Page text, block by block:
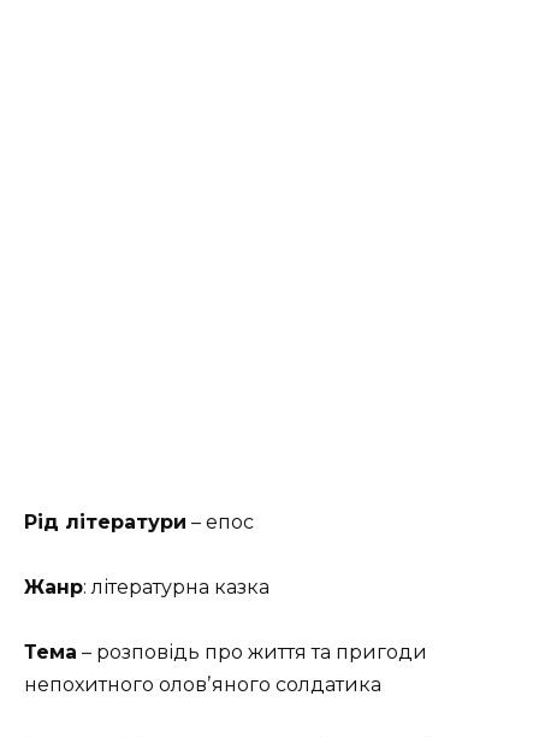
Рід літератури – епос
Жанр: літературна казка
Тема – розповідь про життя та пригоди
непохитного оловʼяного солдатика